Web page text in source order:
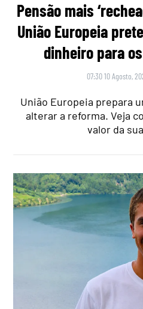
Pensão mais
União Europeia
dinheiro para
07:30 10 Agosto,
União Europeia prepara
alterar a reforma. Veja
valor da